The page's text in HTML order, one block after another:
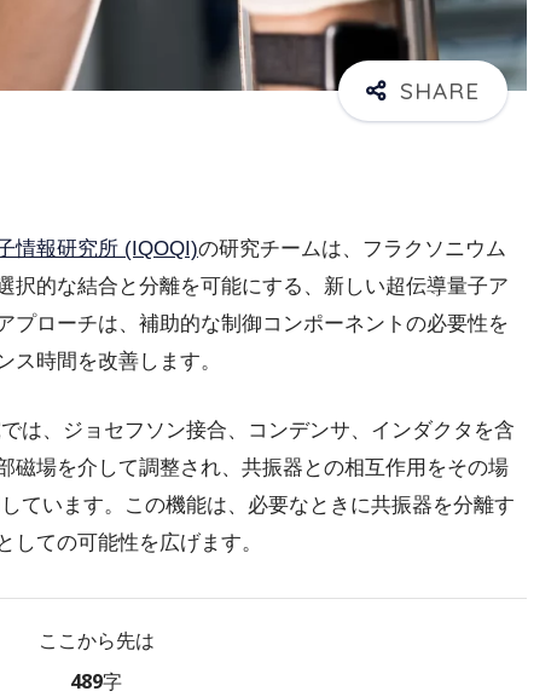
情報研究所 (IQOQI)の研究チームは、フラクソニウム
択的な結合と分離を可能にする、新しい超伝導量子ア
プローチは、補助的な制御コンポーネントの必要性を
ス時間を改善します。
は、ジョセフソン接合、コンデンサ、インダクタを含
磁場を介して調整され、共振器との相互作用をその場
ています。この機能は、必要なときに共振器を分離す
しての可能性を広げます。
ここから先は
489字